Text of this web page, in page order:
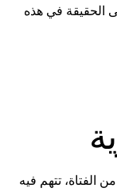
الحقيقة في هذه
الفتاة، تتهم فيه